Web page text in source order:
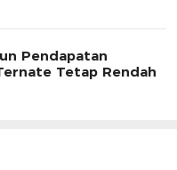
Pendapatan
Tetap Rendah